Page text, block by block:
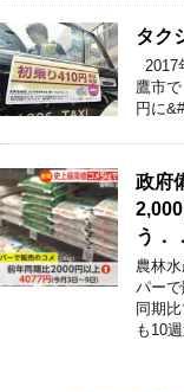
タク
2017
鷹市
円に
政府
う．
農林
パー
同期
も10